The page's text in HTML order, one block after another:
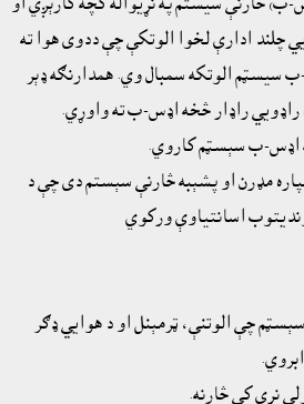
چلند ادارې لخوا الوتکې چې ددوى هوا ته
سيسټم الوتکه سمبال وي. همدارنګه ډېر
راډويي راډار څخه اډس-ب ته واوړي.
مډرن او پشېبه څارنې سېستم دى چې د
اسانتياوې ورکوي
چې الوتنې، ټرمېنل او د هوايي ډګر
نړى کې څارنه.